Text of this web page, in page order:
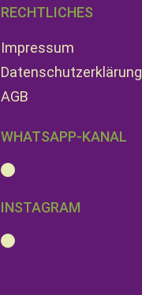
RECHTLICHES
Impressum
Datenschutzerklärung
AGB
WHATSAPP-KANAL
INSTAGRAM